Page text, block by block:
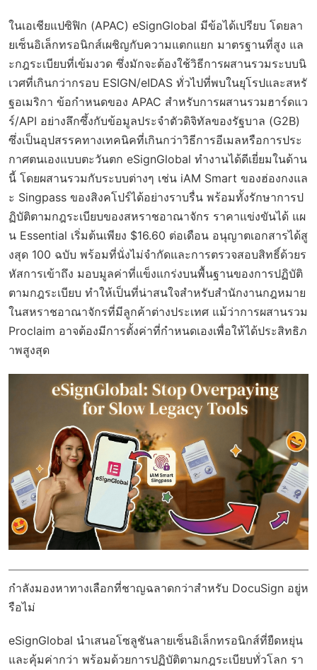
ในเอเชียแปซิฟิก (APAC) eSignGlobal มีข้อได้เปรียบ โดยลา
ยเซ็นอิเล็กทรอนิกส์เผชิญกับความแตกแยก มาตรฐานที่สูง แล
ะกฎระเบียบที่เข้มงวด ซึ่งมักจะต้องใช้วิธีการผสานรวมระบบนิ
เวศที่เกินกว่ากรอบ ESIGN/eIDAS ทั่วไปที่พบในยุโรปและสหรั
ฐอเมริกา ข้อกำหนดของ APAC สำหรับการผสานรวมฮาร์ดแว
ร์/API อย่างลึกซึ้งกับข้อมูลประจำตัวดิจิทัลของรัฐบาล (G2B)
ซึ่งเป็นอุปสรรคทางเทคนิคที่เกินกว่าวิธีการอีเมลหรือการประ
กาศตนเองแบบตะวันตก eSignGlobal ทำงานได้ดีเยี่ยมในด้าน
นี้ โดยผสานรวมกับระบบต่างๆ เช่น iAM Smart ของฮ่องกงแล
ะ Singpass ของสิงคโปร์ได้อย่างราบรื่น พร้อมทั้งรักษาการป
ฏิบัติตามกฎระเบียบของสหราชอาณาจักร ราคาแข่งขันได้ แผ
น Essential เริ่มต้นเพียง $16.60 ต่อเดือน อนุญาตเอกสารได้สู
งสุด 100 ฉบับ พร้อมที่นั่งไม่จำกัดและการตรวจสอบสิทธิ์ด้วยร
หัสการเข้าถึง มอบมูลค่าที่แข็งแกร่งบนพื้นฐานของการปฏิบัติ
ตามกฎระเบียบ ทำให้เป็นที่น่าสนใจสำหรับสำนักงานกฎหมาย
ในสหราชอาณาจักรที่มีลูกค้าต่างประเทศ แม้ว่าการผสานรวม
Proclaim อาจต้องมีการตั้งค่าที่กำหนดเองเพื่อให้ได้ประสิทธิภ
าพสูงสุด
กำลังมองหาทางเลือกที่ชาญฉลาดกว่าสำหรับ DocuSign อยู่ห
รือไม่
eSignGlobal นำเสนอโซลูชันลายเซ็นอิเล็กทรอนิกส์ที่ยืดหยุ่น
และคุ้มค่ากว่า พร้อมด้วยการปฏิบัติตามกฎระเบียบทั่วโลก รา